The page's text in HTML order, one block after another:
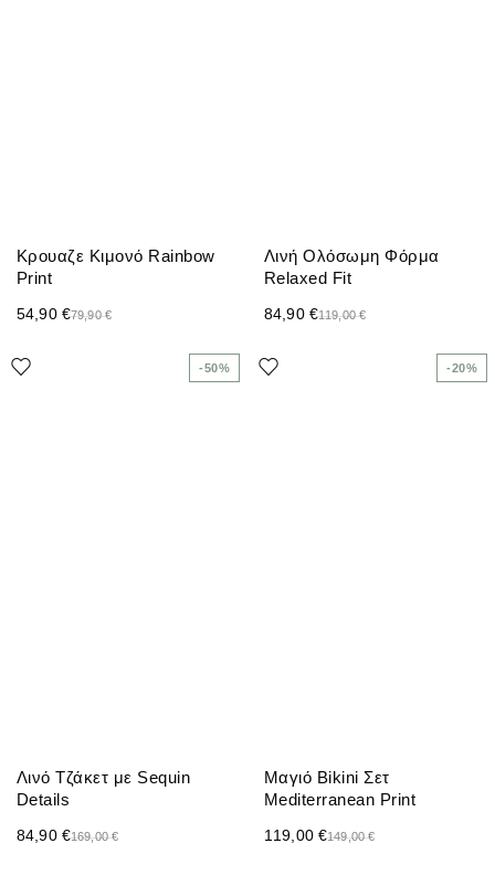
Κρουαζε Κιμονό Rainbow
Print
79,90€
54,90 €
Λινή Ολόσωμη Φόρμα
Relaxed Fit
119,00€
84,90 €
-50%
Λινό Τζάκετ με Sequin
Details
169,00€
84,90 €
-20%
Μαγιό Bikini Σετ
Mediterranean Print
149,00€
119,00 €